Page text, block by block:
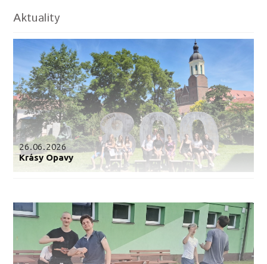
Aktuality
26.06.2026
Krásy Opavy